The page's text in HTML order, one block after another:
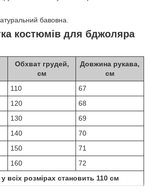
бавовна.
костюмів для бджоляра
Обхват грудей,
см
Довжина рукава,
см
110
67
120
68
130
69
140
70
150
71
160
72
всіх розмірах становить 110 см